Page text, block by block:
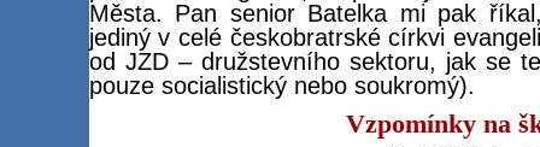
Města. Pan senior Batelka mi pak
jediný v celé českobratrské církvi
od JZD – družstevního sektoru, jak se
pouze socialistický nebo soukromý).
Vzpomínky na